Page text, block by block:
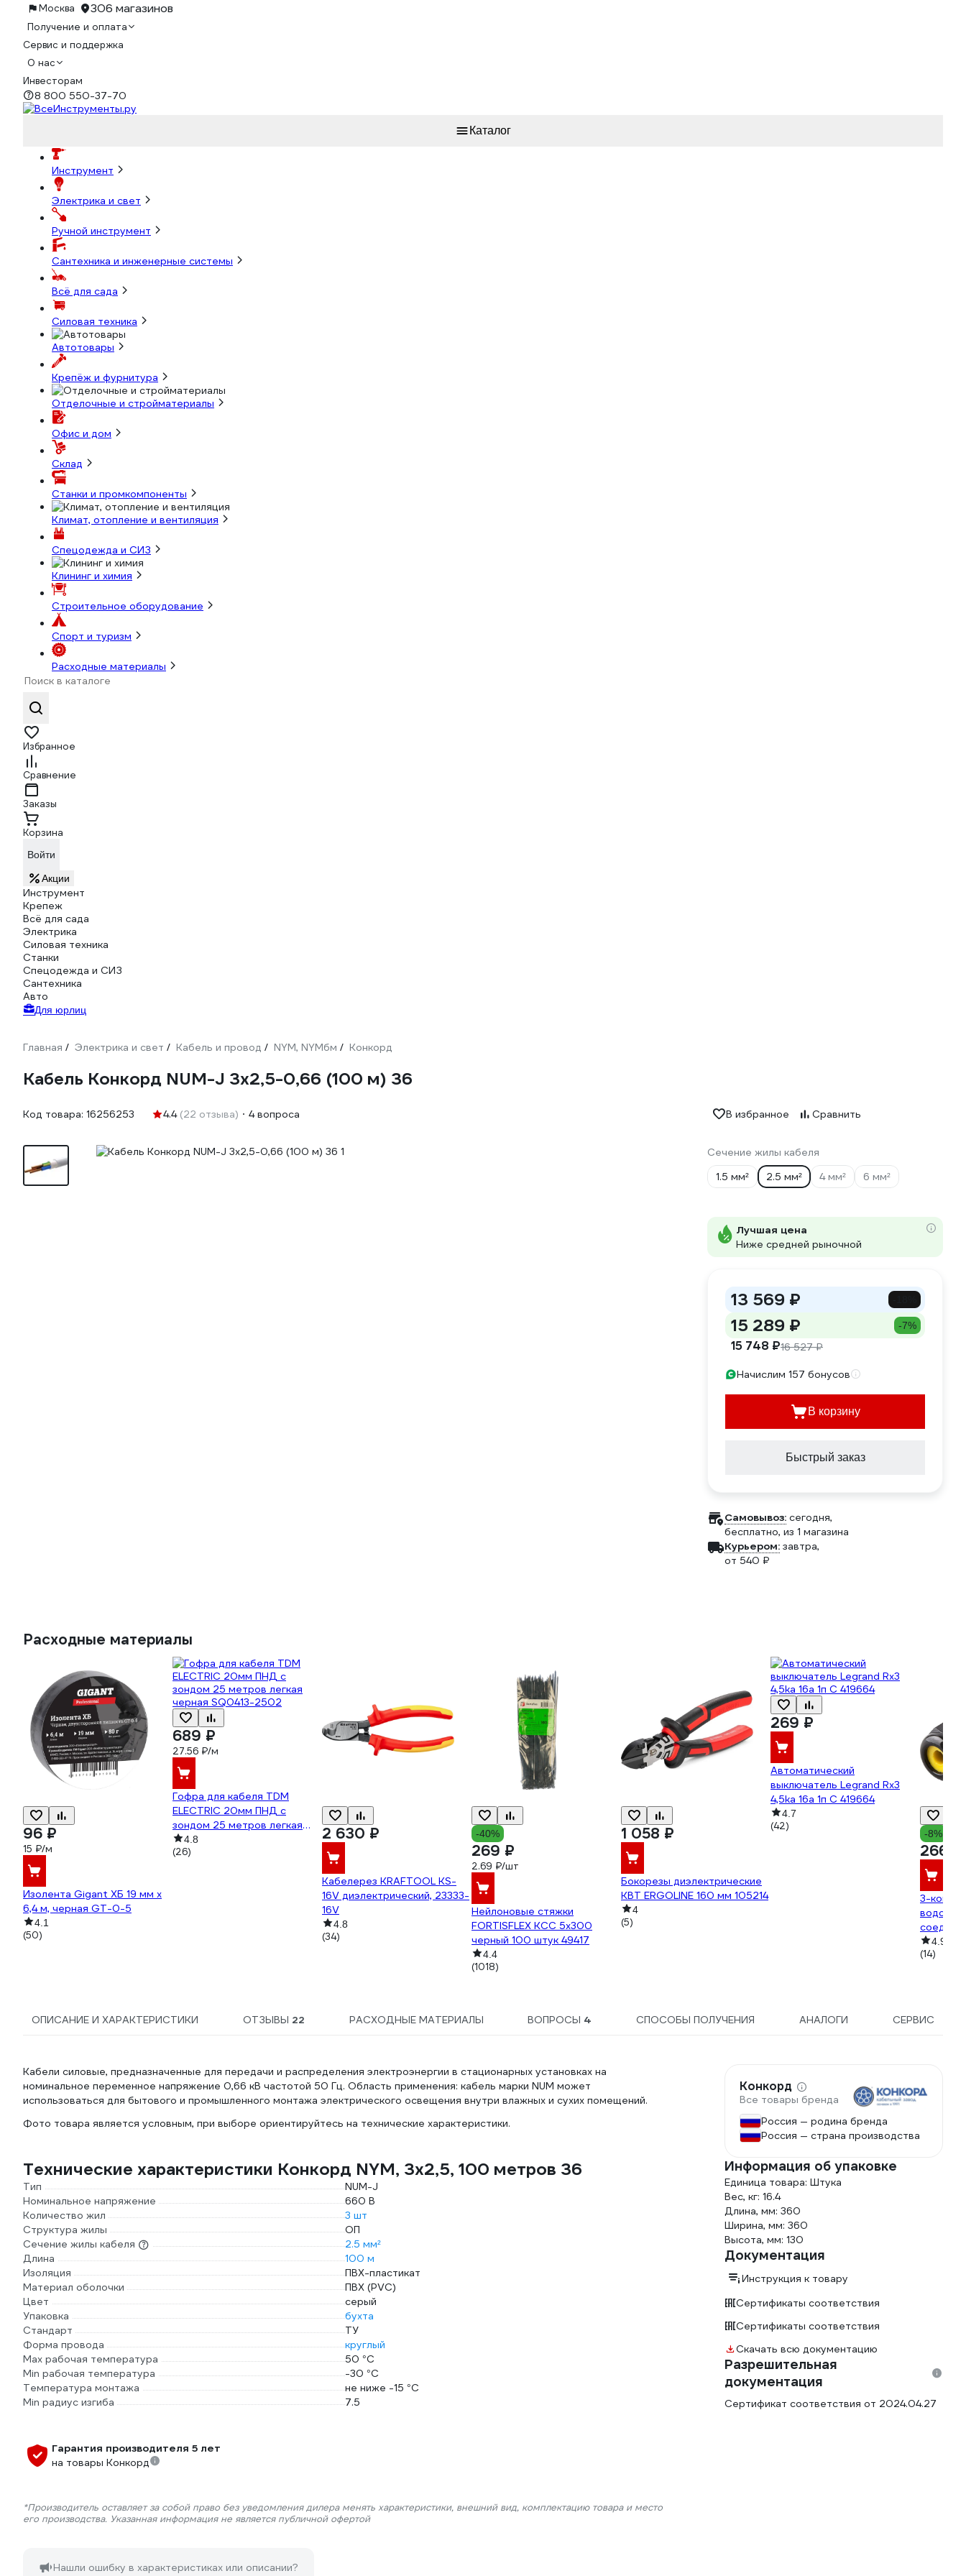
Москва 306 магазинов
Получение и оплата
Сервис и поддержка
О нас
Инвесторам
8 800 550-37-70
Каталог
Инструмент
Электрика и свет
Ручной инструмент
Сантехника и инженерные системы
Всё для сада
Силовая техника
Автотовары
Крепёж и фурнитура
Отделочные и стройматериалы
Офис и дом
Склад
Станки и промкомпоненты
Климат, отопление и вентиляция
Спецодежда и СИЗ
Клининг и химия
Строительное оборудование
Спорт и туризм
Расходные материалы
Избранное
Сравнение
Заказы
Корзина
Войти
Акции
Инструмент
Крепеж
Всё для сада
Электрика
Силовая техника
Станки
Спецодежда и СИЗ
Сантехника
Авто
Для юрлиц
Главная / Электрика и свет / Кабель и провод / NYM, NYMбм / Конкорд
Кабель Конкорд NUM-J 3х2,5-0,66 (100 м) 36
Код товара: 16256253 4.4 (22 отзыва) 4 вопроса В избранное Сравнить
Сечение жилы кабеля
1.5 мм²
2.5 мм² 4 мм² 6 мм²
Лучшая цена
Ниже средней рыночной
13 569 ₽
15 289 ₽ -7%
15 748 ₽16 527 ₽
Начислим 157 бонусов
В корзину
Быстрый заказ
Самовывоз: сегодня,
бесплатно, из 1 магазина
Курьером: завтра,
от 540 ₽
Расходные материалы
96 ₽
15 ₽/м
Изолента Gigant ХБ 19 мм х
6,4 м, черная GT-0-5
4.1
(50)
689 ₽
27.56 ₽/м
Гофра для кабеля TDM
ELECTRIC 20мм ПНД с
зондом 25 метров легкая
черная SQ0413-2502
4.8
(26)
2 630 ₽
Кабелерез KRAFTOOL KS-
16V диэлектрический, 23333-
16V
4.8
(34)
-40%
269 ₽
2.69 ₽/шт
Нейлоновые стяжки
FORTISFLEX КСС 5х300
черный 100 штук 49417
4.4
(1018)
1 058 ₽
Бокорезы диэлектрические
КВТ ERGOLINE 160 мм 105214
4
(5)
269 ₽
Автоматический
выключатель Legrand Rx3
4,5ka 16а 1п C 419664
4.7
(42)
-8%
266 ₽
3-
черный
4.9
(14)
ОПИСАНИЕ И ХАРАКТЕРИСТИКИ ОТЗЫВЫ 22 РАСХОДНЫЕ МАТЕРИАЛЫ ВОПРОСЫ 4 СПОСОБЫ ПОЛУЧЕНИЯ АНАЛОГИ СЕРВИС
Кабели силовые, предназначенные для передачи и распределения электроэнергии в стационарных установках на
номинальное переменное напряжение 0,66 кВ частотой 50 Гц. Область применения: кабель марки NUM может
использоваться для бытового и промышленного монтажа электрического освещения внутри влажных и сухих помещений.
Фото товара является условным, при выборе ориентируйтесь на технические характеристики.
Технические характеристики Конкорд NYM, 3х2,5, 100 метров 36
Тип
NUM-J
Номинальное напряжение
660 В
Количество жил
3 шт
Структура жилы
ОП
Сечение жилы кабеля
2.5 мм²
Длина
100 м
Изоляция
ПВХ-пластикат
Материал оболочки
ПВХ (PVC)
Цвет
серый
Упаковка
бухта
Стандарт
ТУ
Форма провода
круглый
Max рабочая температура
50 °С
Min рабочая температура
-30 °С
Температура монтажа
не ниже -15 °С
Min радиус изгиба
7.5
Гарантия производителя 5 лет
на товары Конкорд
*Производитель оставляет за собой право без уведомления дилера менять характеристики, внешний вид, комплектацию товара и место
его производства. Указанная информация не является публичной офертой
Нашли ошибку в характеристиках или описании?
Конкорд
Все товары бренда
Россия — родина бренда
Россия — страна производства
Информация об упаковке
Единица товара: Штука
Вес, кг: 16.4
Длина, мм: 360
Ширина, мм: 360
Высота, мм: 130
Документация
Инструкция к товару
Сертификаты соответствия
Сертификаты соответствия
Скачать всю документацию
Разрешительная
документация
Сертификат соответствия от 2024.04.27